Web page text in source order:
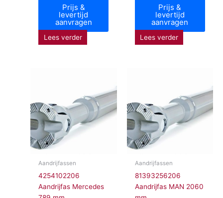
Prijs &
levertijd
aanvragen
Lees verder
Prijs &
levertijd
aanvragen
Lees verder
Aandrijfassen
4254102206
Aandrijfas Mercedes
Aandrijfassen
81393256206
Aandrijfas MAN 2060